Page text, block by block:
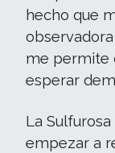
hecho que
me permite
esperar
La
empezar a